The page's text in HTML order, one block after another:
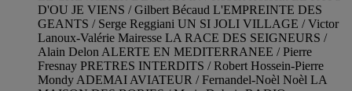
D'OU JE VIENS / Gilbert Bécaud L'EMPREINTE DES
GEANTS / Serge Reggiani UN SI JOLI VILLAGE / Victor
Lanoux-Valérie Mairesse LA RACE DES SEIGNEURS /
Alain Delon ALERTE EN MEDITERRANEE / Pierre
Fresnay PRETRES INTERDITS / Robert Hossein-Pierre
Mondy ADEMAI AVIATEUR / Fernandel-Noèl Noèl LA